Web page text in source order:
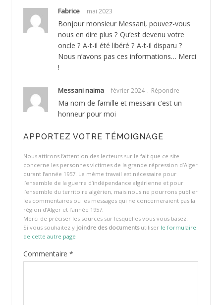
Fabrice mai 2023
Bonjour monsieur Messani, pouvez-vous
nous en dire plus ? Qu’est devenu votre
oncle ? A-t-il été libéré ? A-t-il disparu ?
Nous n’avons pas ces informations… Merci
!
Messani naima février 2024 Répondre
Ma nom de famille et messani c’est un
honneur pour moi
APPORTEZ VOTRE TÉMOIGNAGE
Nous attirons l’attention des lecteurs sur le fait que ce site
concerne les personnes victimes de la grande répression d’Alger
durant l’année 1957. Le même travail est nécessaire pour
l’ensemble de la guerre d’indépendance algérienne et pour
l’ensemble du territoire algérien, mais nous ne pourrons publier
les commentaires ou les messages qui ne concerneraient pas la
région d’Alger et l’année 1957.
Merci de préciser les sources sur lesquelles vous vous basez.
Si vous souhaitez y joindre des documentsutiliser le formulaire
de cette autre page
Commentaire *